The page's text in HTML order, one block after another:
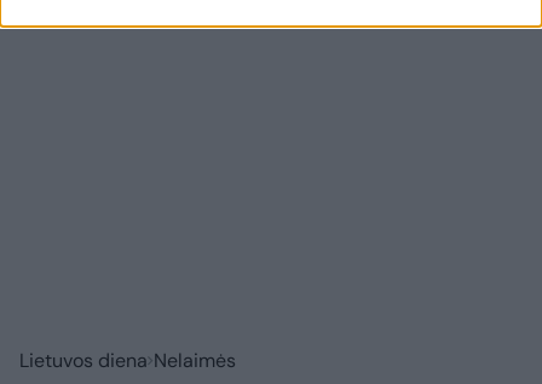
Lietuvos diena Nelaimės